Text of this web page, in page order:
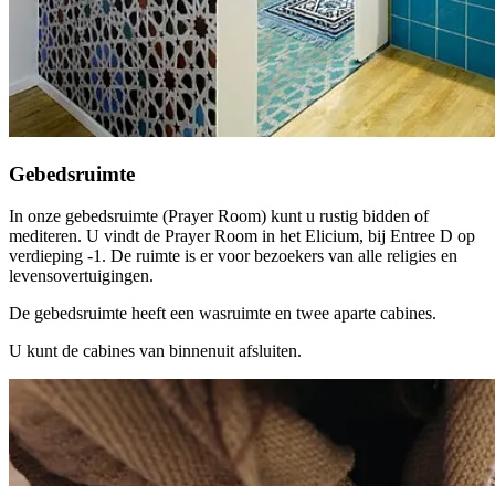
Gebedsruimte
In onze gebedsruimte (Prayer Room) kunt u rustig bidden of
mediteren. U vindt de Prayer Room in het Elicium, bij Entree D op
verdieping -1. De ruimte is er voor bezoekers van alle religies en
levensovertuigingen.
De gebedsruimte heeft een wasruimte en twee aparte cabines.
U kunt de cabines van binnenuit afsluiten.